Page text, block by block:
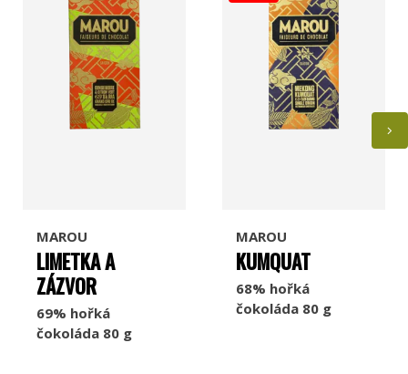
MAROU
LIMETKA A
ZÁZVOR
69% hořká
čokoláda 80 g
MAROU
KUMQUAT
68% hořká
čokoláda 80 g